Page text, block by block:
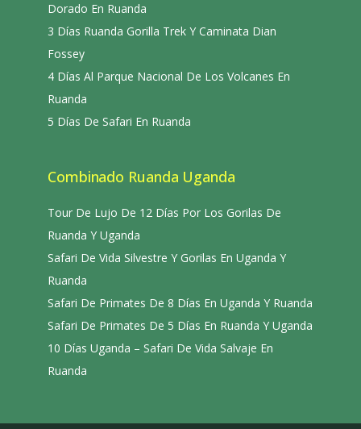
Dorado En Ruanda
3 Días Ruanda Gorilla Trek Y Caminata Dian
Fossey
4 Días Al Parque Nacional De Los Volcanes En
Ruanda
5 Días De Safari En Ruanda
Combinado Ruanda Uganda
Tour De Lujo De 12 Días Por Los Gorilas De
Ruanda Y Uganda
Safari De Vida Silvestre Y Gorilas En Uganda Y
Ruanda
Safari De Primates De 8 Días En Uganda Y Ruanda
Safari De Primates De 5 Días En Ruanda Y Uganda
10 Días Uganda – Safari De Vida Salvaje En
Ruanda